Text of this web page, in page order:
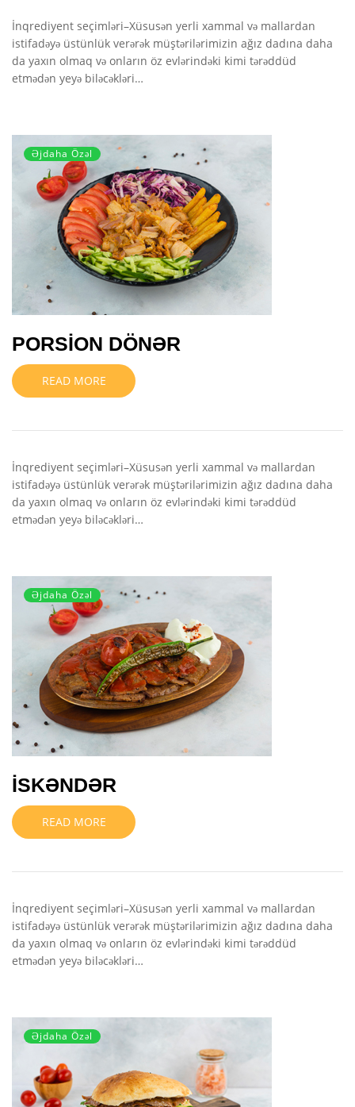
İnqrediyent seçimləri–Xüsusən yerli xammal və mallardan
istifadəyə üstünlük verərək müştərilərimizin ağız dadına daha
da yaxın olmaq və onların öz evlərindəki kimi tərəddüd
etmədən yeyə biləcəkləri…
Əjdaha Özəl
PORSİON DÖNƏR
READ MORE
İnqrediyent seçimləri–Xüsusən yerli xammal və mallardan
istifadəyə üstünlük verərək müştərilərimizin ağız dadına daha
da yaxın olmaq və onların öz evlərindəki kimi tərəddüd
etmədən yeyə biləcəkləri…
Əjdaha Özəl
İSKƏNDƏR
READ MORE
İnqrediyent seçimləri–Xüsusən yerli xammal və mallardan
istifadəyə üstünlük verərək müştərilərimizin ağız dadına daha
da yaxın olmaq və onların öz evlərindəki kimi tərəddüd
etmədən yeyə biləcəkləri…
Əjdaha Özəl